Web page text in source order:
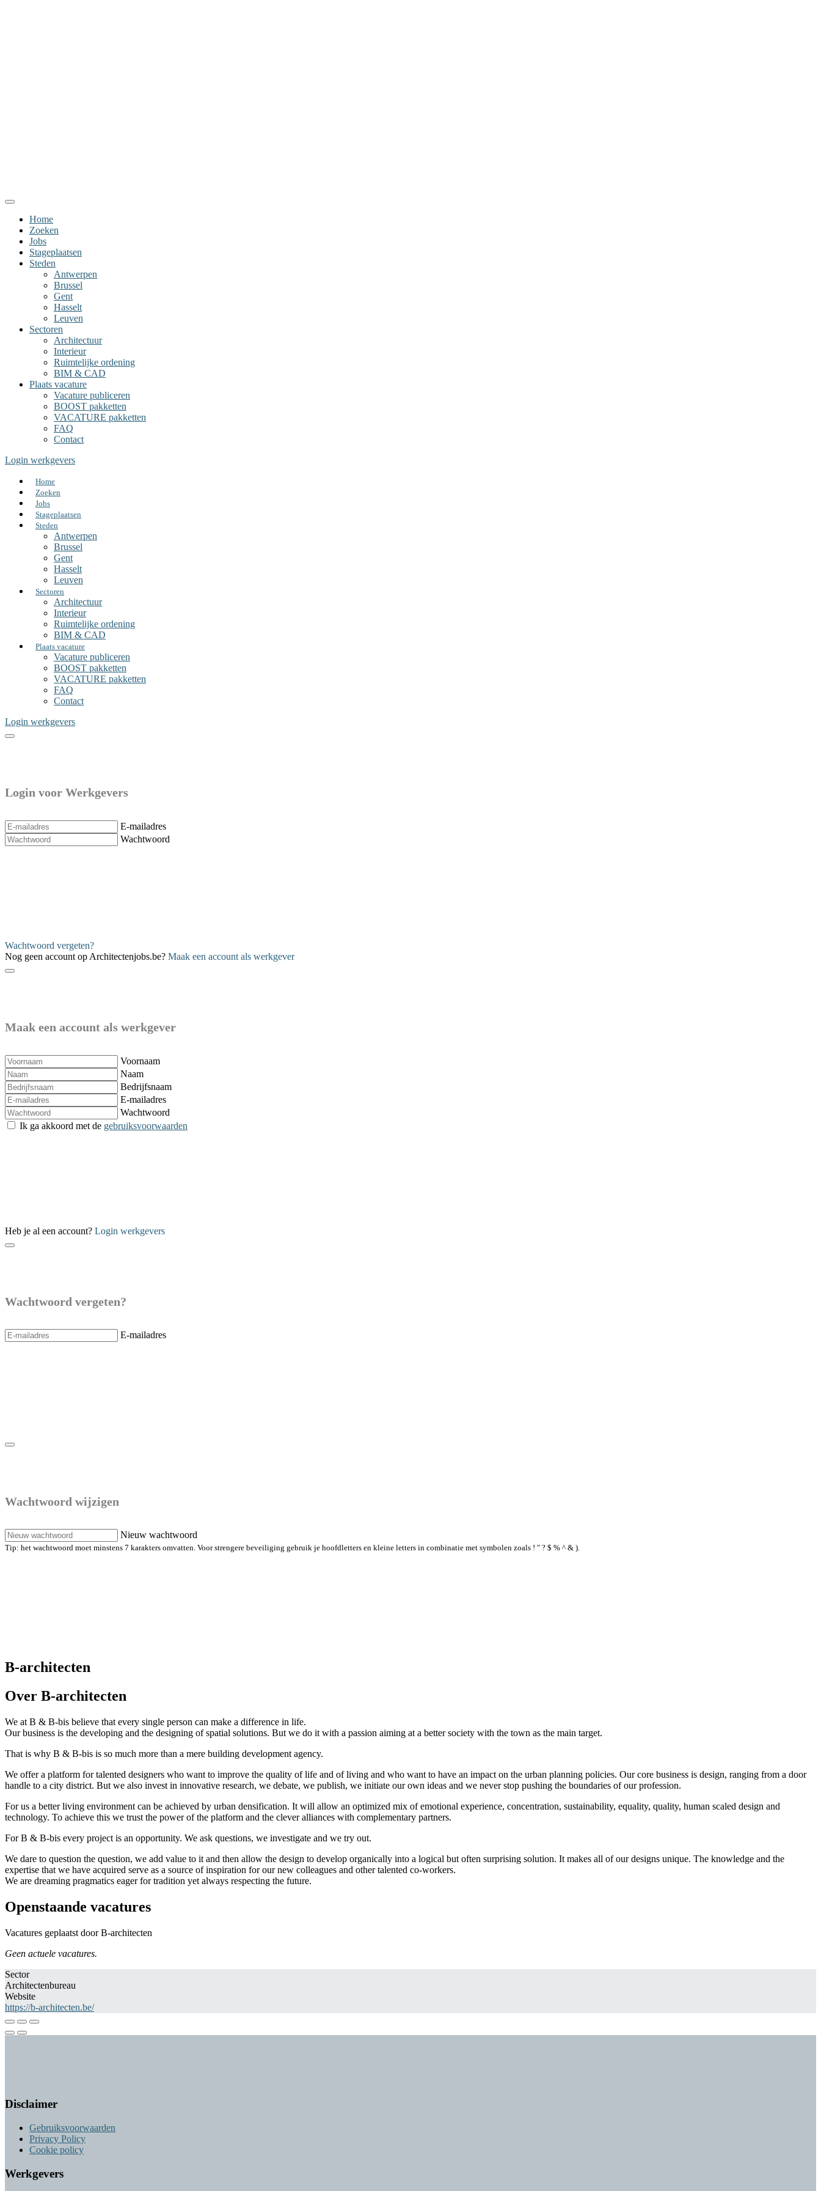
Home
Zoeken
Jobs
Stageplaatsen
Steden
Antwerpen
Brussel
Gent
Hasselt
Leuven
Sectoren
Architectuur
Interieur
Ruimtelijke ordening
BIM & CAD
Plaats vacature
Vacature publiceren
BOOST pakketten
VACATURE pakketten
FAQ
Contact
Login werkgevers
Home
Zoeken
Jobs
Stageplaatsen
Steden
Antwerpen
Brussel
Gent
Hasselt
Leuven
Sectoren
Architectuur
Interieur
Ruimtelijke ordening
BIM & CAD
Plaats vacature
Vacature publiceren
BOOST pakketten
VACATURE pakketten
FAQ
Contact
Login werkgevers
Login voor Werkgevers
E-mailadres
Wachtwoord
Wachtwoord vergeten?
Nog geen account op Architectenjobs.be? Maak een account als werkgever
Maak een account als werkgever
Voornaam
Naam
Bedrijfsnaam
E-mailadres
Wachtwoord
Ik ga akkoord met de gebruiksvoorwaarden
Heb je al een account? Login werkgevers
Wachtwoord vergeten?
E-mailadres
Wachtwoord wijzigen
Nieuw wachtwoord
Tip: het wachtwoord moet minstens 7 karakters omvatten. Voor strengere beveiliging gebruik je hoofdletters en kleine letters in combinatie met symbolen zoals ! " ? $ % ^ & ).
B-architecten
Over B-architecten
We at B & B-bis believe that every single person can make a difference in life.
Our business is the developing and the designing of spatial solutions. But we do it with a passion aiming at a better society with the town as the main target.
That is why B & B-bis is so much more than a mere building development agency.
We offer a platform for talented designers who want to improve the quality of life and of living and who want to have an impact on the urban planning policies. Our core business is design, ranging from a door
handle to a city district. But we also invest in innovative research, we debate, we publish, we initiate our own ideas and we never stop pushing the boundaries of our profession.
For us a better living environment can be achieved by urban densification. It will allow an optimized mix of emotional experience, concentration, sustainability, equality, quality, human scaled design and
technology. To achieve this we trust the power of the platform and the clever alliances with complementary partners.
For B & B-bis every project is an opportunity. We ask questions, we investigate and we try out.
We dare to question the question, we add value to it and then allow the design to develop organically into a logical but often surprising solution. It makes all of our designs unique. The knowledge and the
expertise that we have acquired serve as a source of inspiration for our new colleagues and other talented co-workers.
We are dreaming pragmatics eager for tradition yet always respecting the future.
Openstaande vacatures
Vacatures geplaatst door B-architecten
Geen actuele vacatures.
Sector
Architectenbureau
Website
https://b-architecten.be/
Disclaimer
Gebruiksvoorwaarden
Privacy Policy
Cookie policy
Werkgevers